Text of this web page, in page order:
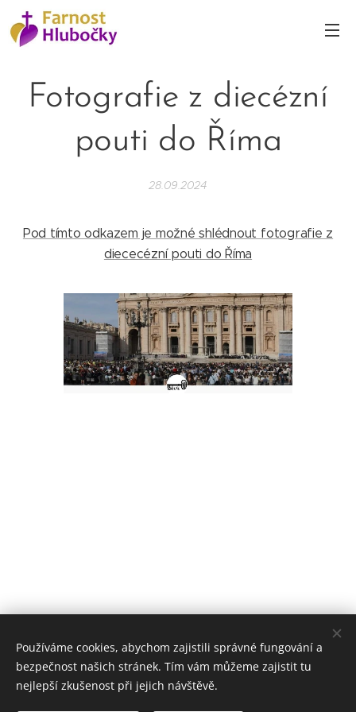
Fotografie z diecézní
pouti do Říma
28.09.2024
Pod tímto odkazem je možné shlédnout fotografie z
diececézní pouti do Říma
Používáme cookies, abychom zajistili správné fungování a
bezpečnost našich stránek. Tím vám můžeme zajistit tu
nejlepší zkušenost při jejich návštěvě.